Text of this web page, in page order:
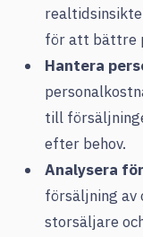
för att bättre
Hantera
till
efter behov.
Analysera
försäljning
storsäljare